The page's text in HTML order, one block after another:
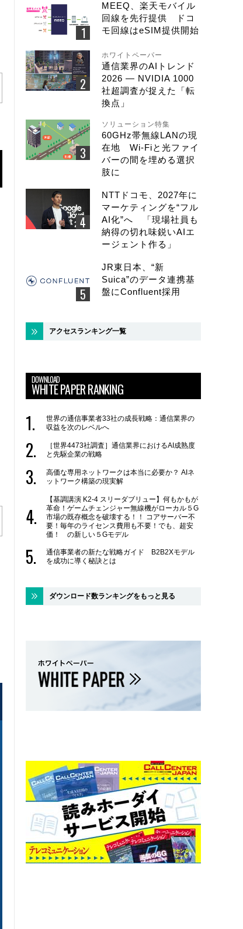
ソリューション特集
イーサネットで作るGPUネットワー
ソリューション特集
6GHz帯Wi-Fiは「
MEEQ、楽天モバイル
回線を先行提供 ドコ
モ回線はeSIM提供開始
ホワイトペーパー
通信業界のAIトレンド
2026 ― NVIDIA 1000
社超調査が捉えた「転
換点」
ソリューション特集
60GHz帯無線LANの現
在地 Wi-Fiと光ファイ
バーの間を埋める選択
肢に
NTTドコモ、2027年に
マーケティングを“フル
AI化”へ 「現場社員も
納得の切れ味鋭いAIエ
ージェント作る」
JR東日本、“新
Suica”のデータ連携基
盤にConfluent採用
アクセスランキング一覧
DOWNLOAD
WHITE PAPER RANKING
世界の通信事業者33社の成長戦略：通信業界の
収益を次のレベルへ
［世界4473社調査］通信業界におけるAI成熟度
と先駆企業の戦略
高価な専用ネットワークは本当に必要か？ AIネ
ットワーク構築の現実解
【基調講演 K2-4 スリーダブリュー】何もかもが
革命！ゲームチェンジャー無線機がローカル５G
市場の既存概念を破壊する！！ コアサーバー不
要！毎年のライセンス費用も不要！でも、超安
価！ の新しい５Gモデル
通信事業者の新たな戦略ガイド B2B2Xモデル
を成功に導く秘訣とは
ダウンロード数ランキングをもっと見る